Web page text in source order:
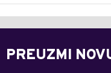
PREUZMI